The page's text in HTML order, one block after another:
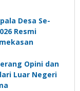
Desa Se-
Resmi
Opini dan
Luar Negeri